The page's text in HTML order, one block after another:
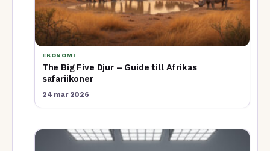
EKONOMI
The Big Five Djur – Guide till Afrikas
safariikoner
24 mar 2026